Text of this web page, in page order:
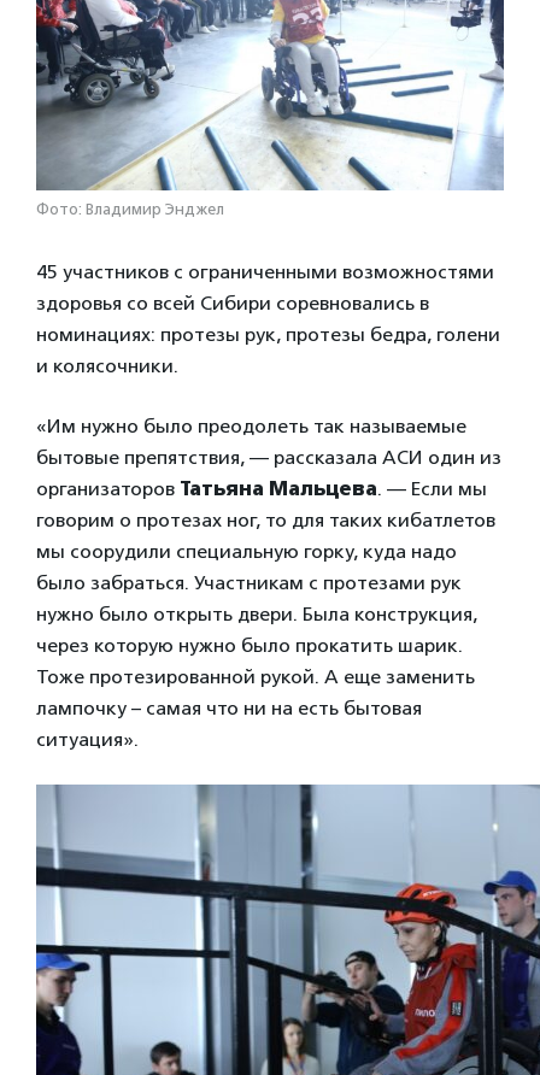
Фото: Владимир Энджел
45 участников с ограниченными возможностями
здоровья со всей Сибири соревновались в
номинациях: протезы рук, протезы бедра, голени
и колясочники.
«Им нужно было преодолеть так называемые
бытовые препятствия, — рассказала АСИ один из
организаторов Татьяна Мальцева. — Если мы
говорим о протезах ног, то для таких кибатлетов
мы соорудили специальную горку, куда надо
было забраться. Участникам с протезами рук
нужно было открыть двери. Была конструкция,
через которую нужно было прокатить шарик.
Тоже протезированной рукой. А еще заменить
лампочку – самая что ни на есть бытовая
ситуация».